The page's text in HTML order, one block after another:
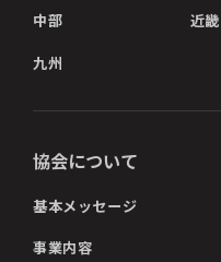
中部 近畿
九州
協会について
基本メッセージ
事業内容